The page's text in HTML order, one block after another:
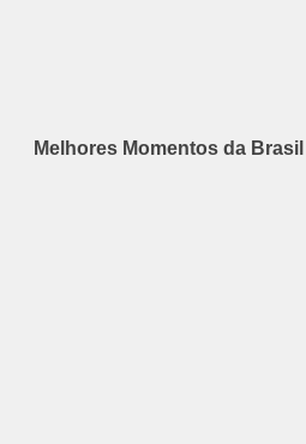
Melhores Momentos da